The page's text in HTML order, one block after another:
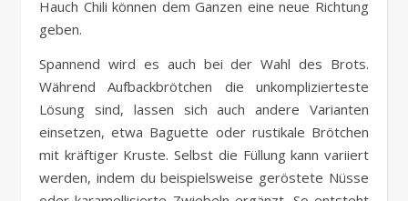
Hauch Chili können dem Ganzen eine neue Richtung
geben.
Spannend wird es auch bei der Wahl des Brots.
Während Aufbackbrötchen die unkomplizierteste
Lösung sind, lassen sich auch andere Varianten
einsetzen, etwa Baguette oder rustikale Brötchen
mit kräftiger Kruste. Selbst die Füllung kann variiert
werden, indem du beispielsweise geröstete Nüsse